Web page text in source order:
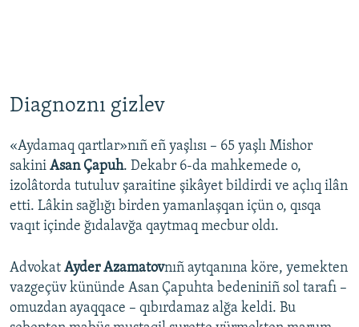
Diagnoznı gizlev
«Aydamaq qartlar»nıñ eñ yaşlısı – 65 yaşlı Mishor
sakini Asan Çapuh. Dekabr 6-da mahkemede o,
izolâtorda tutuluv şaraitine şikâyet bildirdi ve açlıq ilân
etti. Lâkin sağlığı birden yamanlaşqan içün o, qısqa
vaqıt içinde ğıdalavğa qaytmaq mecbur oldı.
Advokat Ayder Azamatovnıñ aytqanına köre, yemekten
vazgeçüv kününde Asan Çapuhta bedeniniñ sol tarafı –
omuzdan ayaqqace – qıbırdamaz alğa keldi. Bu